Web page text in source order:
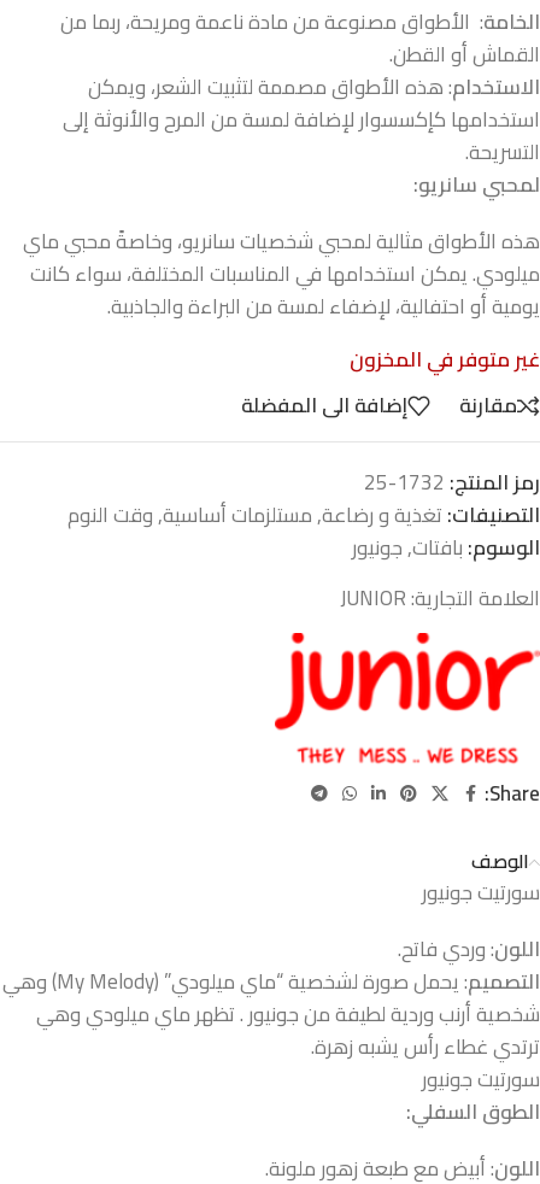
الخامة: الأطواق مصنوعة من مادة ناعمة ومريحة، ربما من
القماش أو القطن.
الاستخدام: هذه الأطواق مصممة لتثبيت الشعر، ويمكن
استخدامها كإكسسوار لإضافة لمسة من المرح والأنوثة إلى
التسريحة.
لمحبي سانريو:
هذه الأطواق مثالية لمحبي شخصيات سانريو، وخاصةً محبي ماي
ميلودي. يمكن استخدامها في المناسبات المختلفة، سواء كانت
يومية أو احتفالية، لإضفاء لمسة من البراءة والجاذبية.
غير متوفر في المخزون
مقارنة
إضافة الى المفضلة
رمز المنتج: 1732-25
التصنيفات:تغذية و رضاعة,مستلزمات أساسية,وقت النوم
الوسوم:بافتات,جونيور
العلامة التجارية:JUNIOR
Share:
الوصف
سورتيت جونيور
اللون: وردي فاتح.
التصميم
: يحمل صورة لشخصية “ماي ميلودي” (My Melody) وهي
شخصية أرنب وردية لطيفة من جونيور . تظهر ماي ميلودي وهي
ترتدي غطاء رأس يشبه زهرة.
سورتيت جونيور
الطوق السفلي:
اللون: أبيض مع طبعة زهور ملونة.